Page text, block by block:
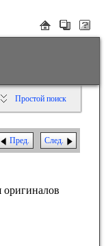
Пред. След.
Простой поиск